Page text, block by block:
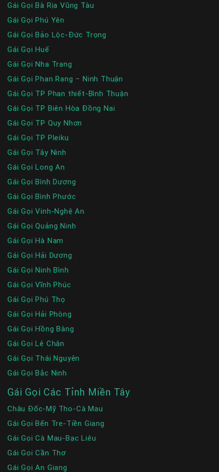
Gái Gọi Bà Rịa Vũng Tàu
Gái Gọi Phú Yên
Gái Gọi Bảo Lộc-Đức Trọng
Gái Gọi Huế
Gái Gọi Nha Trang
Gái Gọi Phan Rang – Ninh Thuận
Gái Gọi TP Phan thiết-Bình Thuận
Gái Gọi TP Biên Hòa Đồng Nai
Gái Gọi TP Quy Nhơn
Gái Gọi TP Pleiku
Gái Gọi Tây Ninh
Gái Gọi Long An
Gái Gọi Bình Dương
Gái Gọi Bình Phước
Gái Gọi Vinh-Nghệ An
Gái Gọi Quảng Ninh
Gái Gọi Hà Nam
Gái Gọi Hải Dương
Gái Gọi Ninh Bình
Gái Gọi Vĩnh Phúc
Gái Gọi Phú Thọ
Gái Gọi Hải Phòng
Gái Gọi Hồng Bàng
Gái Gọi Lê Chân
Gái Gọi Thái Nguyên
Gái Gọi Bắc Ninh
Gái Gọi Các Tỉnh Miền Tây
Châu Đốc-Mỹ Tho-Cà Mau
Gái Gọi Bến Tre-Tiền Giang
Gái Gọi Cà Mau-Bạc Liêu
Gái Gọi Cần Thơ
Gái Gọi An Giang